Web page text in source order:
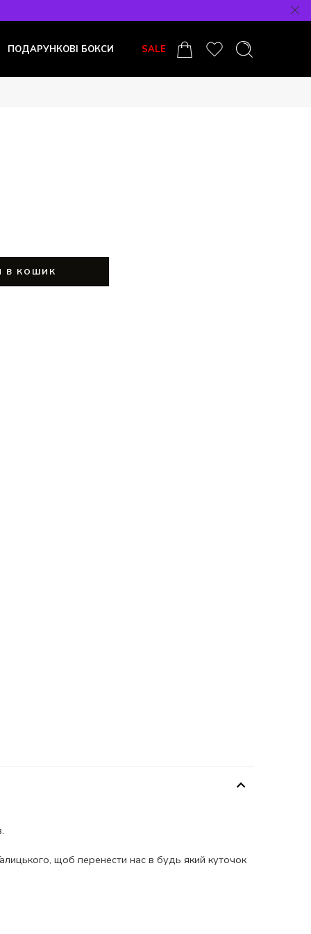
ПОДАРУНКОВІ БОКСИ SALE
В КОШИК
щоб перенести нас в будь який куточок